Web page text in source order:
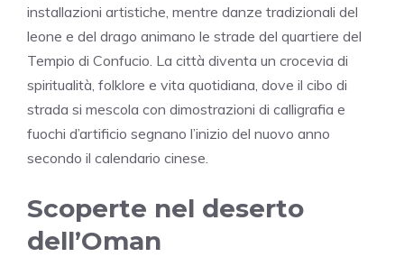
installazioni artistiche, mentre danze tradizionali del
leone e del drago animano le strade del quartiere del
Tempio di Confucio. La città diventa un crocevia di
spiritualità, folklore e vita quotidiana, dove il cibo di
strada si mescola con dimostrazioni di calligrafia e
fuochi d’artificio segnano l’inizio del nuovo anno
secondo il calendario cinese.
Scoperte nel deserto
dell’Oman